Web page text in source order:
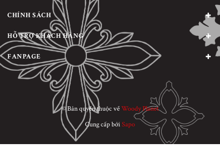
CHÍNH SÁCH
HỖ TRỢ KHÁCH HÀNG
FANPAGE
© Bản quyền thuộc vềWoody Planet
Cung cấp bởiSapo